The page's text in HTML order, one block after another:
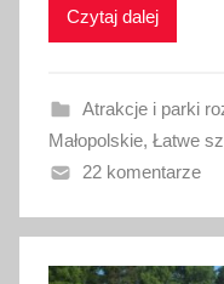
a
n
o
9
l
Czytaj dalej
Atrakcje i parki
Małopolskie, Łatwe
22 komentarze